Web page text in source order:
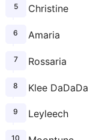
Christine
Amaria
Rossaria
Klee DaDaDa
Leyleech